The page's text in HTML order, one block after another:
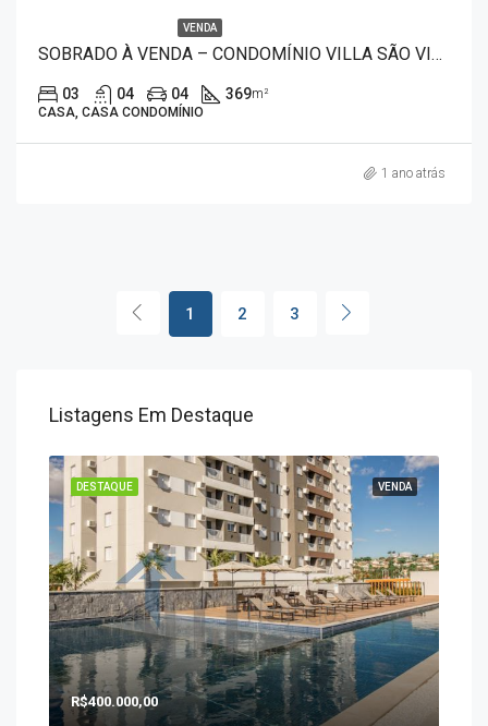
VENDA
SOBRADO À VENDA – CONDOMÍNIO VILLA SÃO VICENTE 2844
03 04 04 369m²
CASA, CASA CONDOMÍNIO
1 ano atrás
1 2 3
Listagens Em Destaque
VENDA
DESTAQUE
R$400.000,00